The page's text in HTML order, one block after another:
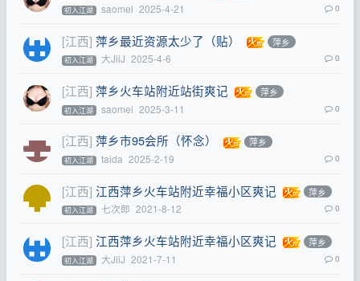
初入江湖 saomei 2025-4-21 0
[江西] 萍乡最近资源太少了（贴） 萍乡
初入江湖 大JiiJ 2025-4-6 0
[江西] 萍乡火车站附近站街爽记 萍乡
初入江湖 saomei 2025-3-11 0
[江西] 萍乡市95会所（怀念） 萍乡
初入江湖 taida 2025-2-19 0
[江西] 江西萍乡火车站附近幸福小区爽记 萍乡
初入江湖 七次郎 2021-8-12 0
[江西] 江西萍乡火车站附近幸福小区爽记 萍乡
初入江湖 大JiiJ 2021-7-11 0